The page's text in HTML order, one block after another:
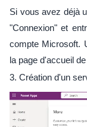
Si vous avez déjà
"Connexion" et
compte Microsoft.
la page d'accueil
3. Création d'un